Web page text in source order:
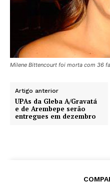
Milene Bittencourt foi morta com 36
Artigo anterior
UPAs da Gleba A/Gravatá
e de Arembepe serão
entregues em dezembro